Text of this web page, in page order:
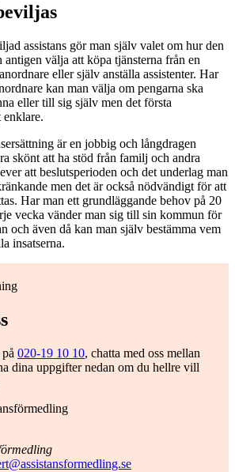
assistans gör man själv valet om hur den
antigen välja att köpa tjänsterna från en
eller själv anställa assistenter. Har
kan man välja om pengarna ska
eller till sig själv men det första
är en jobbig och långdragen
skönt att ha stöd från familj och andra
att beslutsperioden och det underlag man
men det är också nödvändigt för att
Har man ett grundläggande behov på 20
vecka vänder man sig till sin kommun för
och även då kan man själv bestämma vem
insatserna.
020-19 10 10, chatta med oss mellan
dina uppgifter nedan om du hellre vill